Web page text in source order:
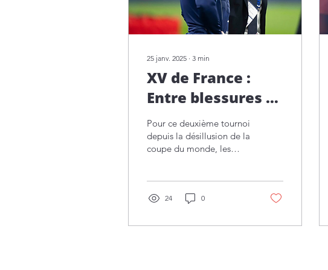
25 janv. 2025 ∙ 3 min
XV de France :
Entre blessures et
recomposition,
les objectifs de
victoire restent
clairs
Pour ce deuxième tournoi
depuis la désillusion de la
coupe du monde, les
24 0